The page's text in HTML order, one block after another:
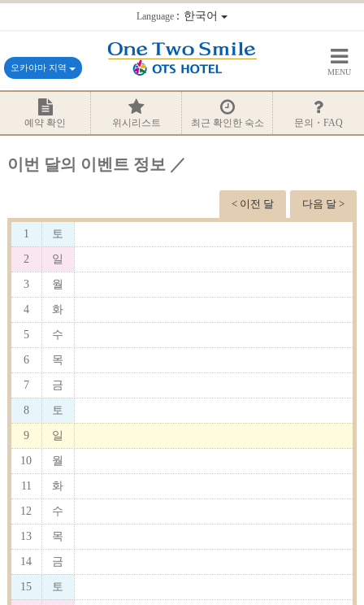
Language：한국어
오카야마 지역 MENU
예약 확인 위시리스트 최근 확인한 숙소 문의・FAQ
이번 달의 이벤트 정보 ／
다음 달 >
< 이전 달
1 토
2 일
3 월
4 화
5 수
6 목
7 금
8 토
9 일
10 월
11 화
12 수
13 목
14 금
15 토